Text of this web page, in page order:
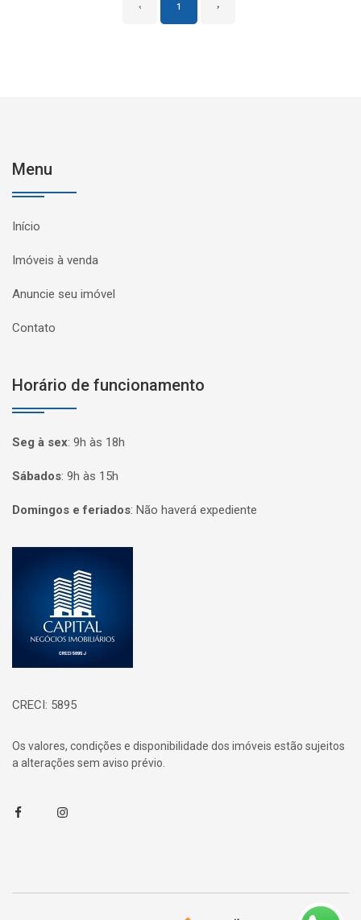
‹ 1 ›
Menu
Início
Imóveis à venda
Anuncie seu imóvel
Contato
Horário de funcionamento
Seg à sex: 9h às 18h
Sábados: 9h às 15h
Domingos e feriados: Não haverá expediente
CRECI: 5895
Os valores, condições e disponibilidade dos imóveis estão sujeitos
a alterações sem aviso prévio.
FacebookInstagram